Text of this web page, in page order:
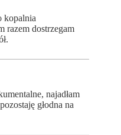
kopalnia
razem dostrzegam
najadłam
głodna na